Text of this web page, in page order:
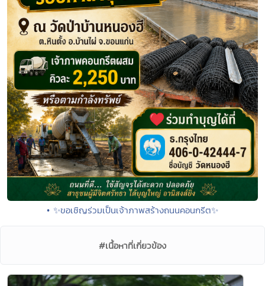
• ✨ขอเชิญร่วมเป็นเจ้าภาพสร้างถนนคอนกรีต✨
#เนื้อหาที่เกี่ยวข้อง